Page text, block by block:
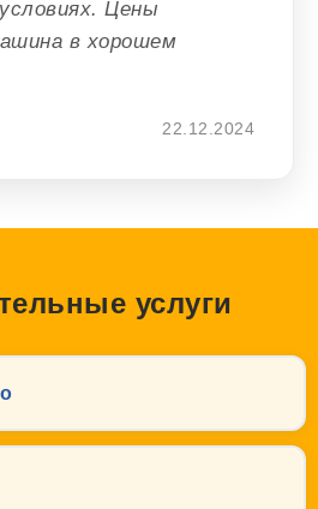
Цены
в хорошем
22.12.2024
услуги